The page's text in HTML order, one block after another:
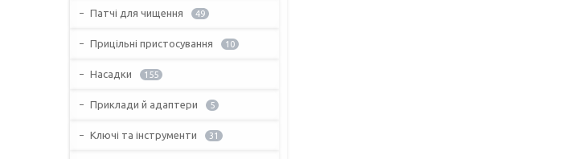
Патчі для чищення 49
Прицільні пристосування 10
Насадки 155
Приклади й адаптери 5
Ключі та інструменти 31